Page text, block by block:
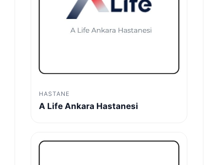
HASTANE
A Life Ankara Hastanesi